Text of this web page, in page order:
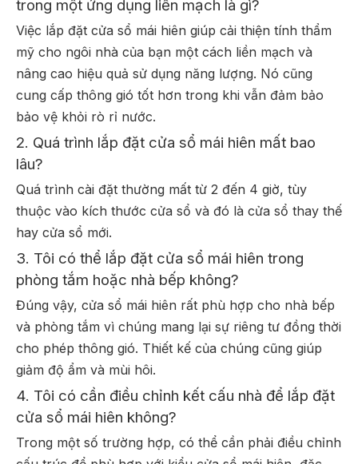
trong một ứng dụng liền mạch là gì?
Việc lắp đặt cửa sổ mái hiên giúp cải thiện tính thẩm
mỹ cho ngôi nhà của bạn một cách liền mạch và
nâng cao hiệu quả sử dụng năng lượng. Nó cũng
cung cấp thông gió tốt hơn trong khi vẫn đảm bảo
bảo vệ khỏi rò rỉ nước.
2. Quá trình lắp đặt cửa sổ mái hiên mất bao
lâu?
Quá trình cài đặt thường mất từ ​​2 đến 4 giờ, tùy
thuộc vào kích thước cửa sổ và đó là cửa sổ thay thế
hay cửa sổ mới.
3. Tôi có thể lắp đặt cửa sổ mái hiên trong
phòng tắm hoặc nhà bếp không?
Đúng vậy, cửa sổ mái hiên rất phù hợp cho nhà bếp
và phòng tắm vì chúng mang lại sự riêng tư đồng thời
cho phép thông gió. Thiết kế của chúng cũng giúp
giảm độ ẩm và mùi hôi.
4. Tôi có cần điều chỉnh kết cấu nhà để lắp đặt
cửa sổ mái hiên không?
Trong một số trường hợp, có thể cần phải điều chỉnh